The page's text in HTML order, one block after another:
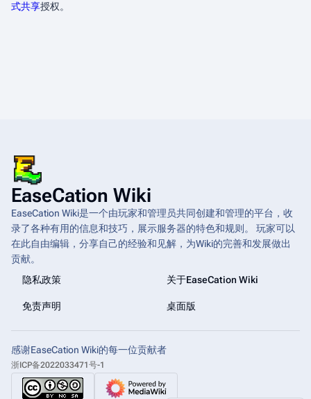
式共享授权。
EaseCation Wiki
EaseCation Wiki是一个由玩家和管理员共同创建和管理的平台，收
录了各种有用的信息和技巧，展示服务器的特色和规则。 玩家可以
在此自由编辑，分享自己的经验和见解，为Wiki的完善和发展做出
贡献。
隐私政策
关于EaseCation Wiki
免责声明 桌面版
感谢EaseCation Wiki的每一位贡献者
浙ICP备2022033471号-1